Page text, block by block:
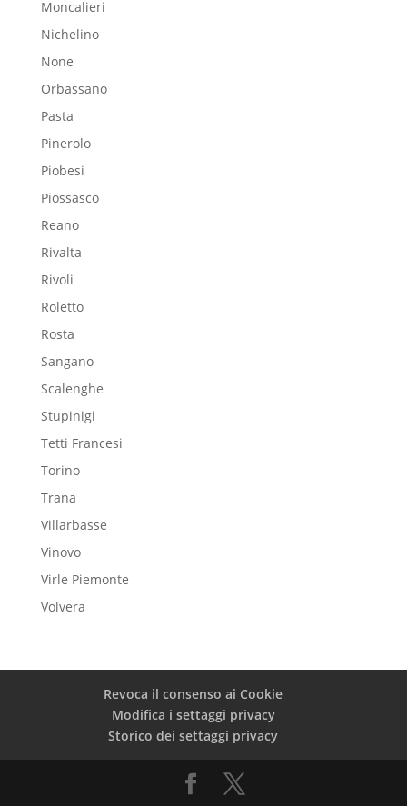
Moncalieri
Nichelino
None
Orbassano
Pasta
Pinerolo
Piobesi
Piossasco
Reano
Rivalta
Rivoli
Roletto
Rosta
Sangano
Scalenghe
Stupinigi
Tetti Francesi
Torino
Trana
Villarbasse
Vinovo
Virle Piemonte
Volvera
Revoca il consenso ai Cookie
Modifica i settaggi privacy
Storico dei settaggi privacy